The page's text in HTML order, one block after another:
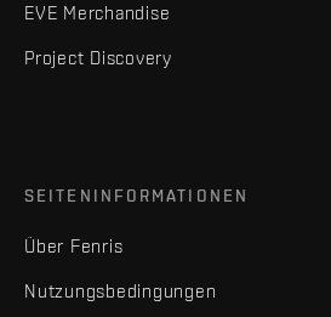
EVE Merchandise
Project Discovery
SEITENINFORMATIONEN
Über Fenris
Nutzungsbedingungen